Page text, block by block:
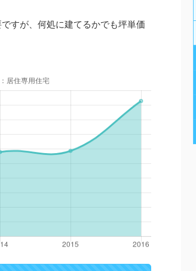
すが、何処に建てるかでも坪単価